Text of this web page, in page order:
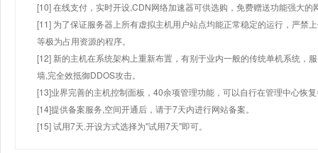
[10] 在线支付，实时开设,CDN网络加速器可供选购，免费赠送功能强大
[11] 为了保证服务器上所有虚拟主机用户站点均能正常稳定的运行，严禁
等极为占用资源的程序。
[12] 新的主机在系统架构上重新布置，有别于业内一般的传统单机系统，
墙,完全效抵御DDOS攻击。
[13]业界完善的主机控制面板，40余项管理功能，可以自行在管理中心恢
[14]提供备案服务,空间开通后，请于7天内进行网站备案。
[15] 试用7天.开设方式选择为"试用7天"即可。